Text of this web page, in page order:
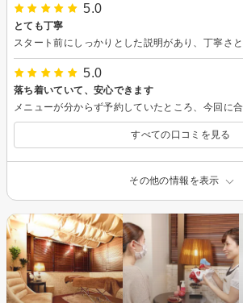
5.0
とても丁寧
5.0
落ち着いていて、安心できます
すべての口コミを見る
その他の情報を表示